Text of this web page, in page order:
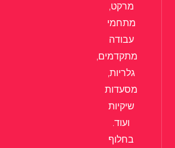
מרקט,
מתחמי
עבודה
מתקדמים,
גלריות,
מסעדות
שיקיות
ועוד.
בחלוף